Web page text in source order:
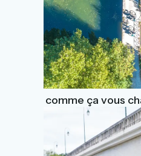
Roulez comme ça vous